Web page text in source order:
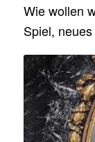
Wie wollen
Spiel,